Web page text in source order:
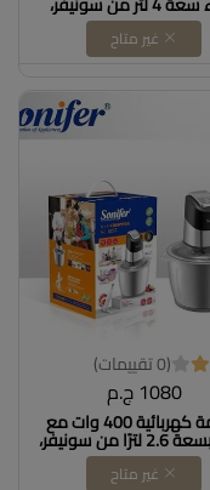
موديل SF-8122، فضي غير متاح
(0 تقييمات)
1080 ج.م
مفرمة كهربائية 400 وات مع
وعاء بسعة 2.6 لترًا من سونيفر،
موديل SF-8135غير متاح